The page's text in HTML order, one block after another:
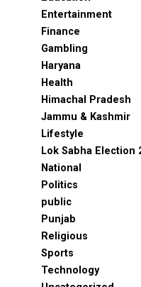
Entertainment
Finance
Gambling
Haryana
Health
Himachal Pradesh
Jammu & Kashmir
Lifestyle
Lok Sabha Election
National
Politics
public
Punjab
Religious
Sports
Technology